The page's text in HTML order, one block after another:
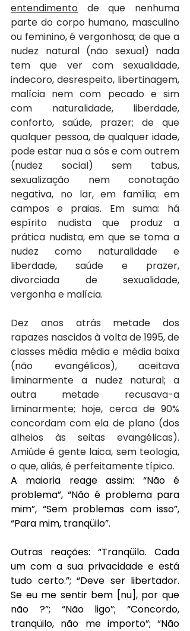
entendimento de que nenhuma
parte do corpo humano, masculino
ou feminino, é vergonhosa; de que a
nudez natural (não sexual) nada
tem que ver com sexualidade,
indecoro, desrespeito, libertinagem,
malícia nem com pecado e sim
com naturalidade, liberdade,
conforto, saúde, prazer; de que
qualquer pessoa, de qualquer idade,
pode estar nua a sós e com outrem
(nudez social) sem tabus,
sexualização nem conotação
negativa, no lar, em família; em
campos e praias. Em suma: há
espírito nudista que produz a
prática nudista, em que se toma a
nudez como naturalidade e
liberdade, saúde e prazer,
divorciada de sexualidade,
vergonha e malícia.
Dez anos atrás metade dos
rapazes nascidos à volta de 1995, de
classes média média e média baixa
(não evangélicos), aceitava
liminarmente a nudez natural; a
outra metade recusava-a
liminarmente; hoje, cerca de 90%
concordam com ela de plano (dos
alheios às seitas evangélicas).
Amiúde é gente laica, sem teologia,
o que, aliás, é perfeitamente típico.
A maioria reage assim: “Não é
problema”, “Não é problema para
mim”, “Sem problemas com isso”,
“Para mim, tranqüilo”.
Outras reações: “Tranqüilo. Cada
um com a sua privacidade e está
tudo certo.”; “Deve ser libertador.
Se eu me sentir bem [nu], por que
não ?”; “Não ligo”; “Concordo,
tranqüilo, não me importo”; “Não